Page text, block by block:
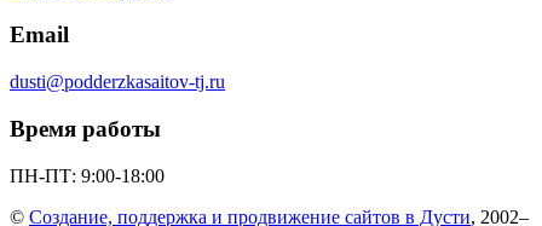
Email
dusti@podderzkasaitov-tj.ru
Время работы
ПН-ПТ: 9:00-18:00
© Создание, поддержка и продвижение сайтов в Дусти, 2002–